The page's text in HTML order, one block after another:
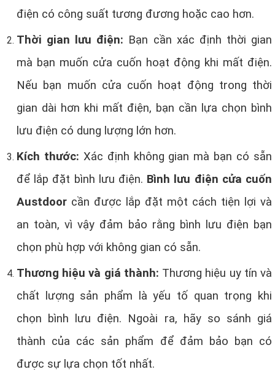
điện có công suất tương đương hoặc cao hơn.
Thời gian lưu điện: Bạn cần xác định thời gian
mà bạn muốn cửa cuốn hoạt động khi mất điện.
Nếu bạn muốn cửa cuốn hoạt động trong thời
gian dài hơn khi mất điện, bạn cần lựa chọn bình
lưu điện có dung lượng lớn hơn.
Kích thước: Xác định không gian mà bạn có sẵn
để lắp đặt bình lưu điện. Bình lưu điện cửa cuốn
Austdoor cần được lắp đặt một cách tiện lợi và
an toàn, vì vậy đảm bảo rằng bình lưu điện bạn
chọn phù hợp với không gian có sẵn.
Thương hiệu và giá thành: Thương hiệu uy tín và
chất lượng sản phẩm là yếu tố quan trọng khi
chọn bình lưu điện. Ngoài ra, hãy so sánh giá
thành của các sản phẩm để đảm bảo bạn có
được sự lựa chọn tốt nhất.